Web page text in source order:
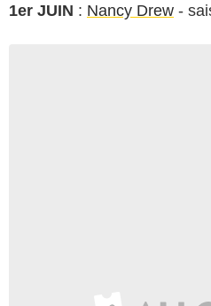
1er JUIN : Nancy Drew -